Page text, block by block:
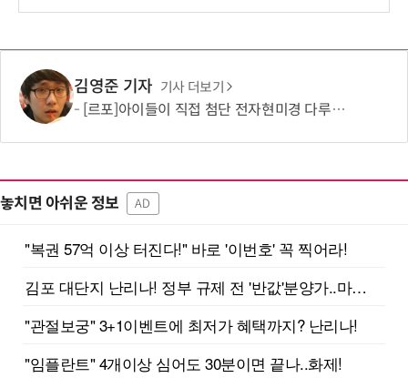
김영준 기자 기사 더보기
[르포]아이들이 직접 첨단 전자현미경 다루며 과학원리 체득...과학체험 제공 '주니어닥터' 현장
놓치면 아쉬운 정보 AD